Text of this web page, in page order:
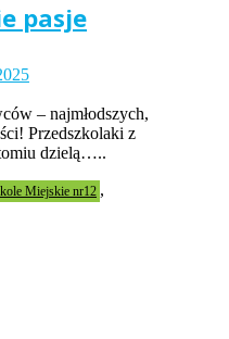
pasje
– najmłodszych,
Przedszkolaki z
dzielą…..
Miejskie nr12 ,